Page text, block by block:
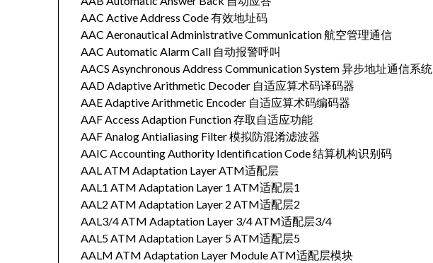
AAC Active Address Code 有效地址码
AAC Aeronautical Administrative Communication 航空管理通信
AAC Automatic Alarm Call 自动报警呼叫
AACS Asynchronous Address Communication System 异步地址通信系统
AAD Adaptive Arithmetic Decoder 自适应算术码译码器
AAE Adaptive Arithmetic Encoder 自适应算术码编码器
AAF Access Adaption Function 存取自适应功能
AAF Analog Antialiasing Filter 模拟防混淆滤波器
AAIC Accounting Authority Identification Code 结算机构识别码
AAL ATM Adaptation Layer ATM适配层
AAL1 ATM Adaptation Layer 1 ATM适配层1
AAL2 ATM Adaptation Layer 2 ATM适配层2
AAL3/4 ATM Adaptation Layer 3/4 ATM适配层3/4
AAL5 ATM Adaptation Layer 5 ATM适配层5
AALM ATM Adaptation Layer Module ATM适配层模块